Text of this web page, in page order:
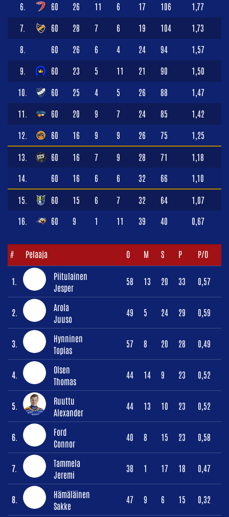
6. 60 26 11 6 17 106 1,77
7. 60 28 7 6 19 104 1,73
8. 60 26 6 4 24 94 1,57
9. 60 23 5 11 21 90 1,50
10. 60 25 4 5 26 88 1,47
11. 60 20 9 7 24 85 1,42
12. 60 16 9 9 26 75 1,25
13. 60 16 7 9 28 71 1,18
14. 60 16 6 6 32 66 1,10
15. 60 15 6 7 32 64 1,07
16. 60 9 1 11 39 40 0,67
# Pelaaja O M S P P/O
1.
Piitulainen
Jesper
58 13 20 33 0,57
2.
Arola
Juuso
49 5 24 29 0,59
3.
Hynninen
Topias
57 8 20 28 0,49
4.
Olsen
Thomas
44 14 9 23 0,52
5.
Ruuttu
Alexander
44 13 10 23 0,52
6.
Ford
Connor
40 8 15 23 0,58
7.
Tammela
Jeremi
38 1 17 18 0,47
8.
Hämäläinen
Sakke
47 9 6 15 0,32